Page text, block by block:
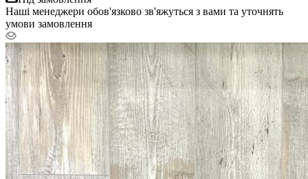
Наші менеджери обов'язково зв'яжуться з вами та уточнять
умови замовлення